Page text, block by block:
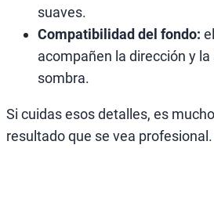
suaves.
Compatibilidad del fondo:
acompañen la dirección y la
sombra.
Si cuidas esos detalles, es
resultado que se vea profesional.